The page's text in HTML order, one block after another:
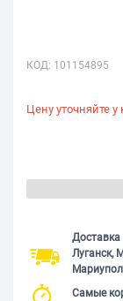
КОД: 101154895
Цену уточняйте у
Луганск,
Самые